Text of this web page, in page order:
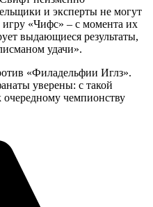
и эксперты не могут
«Чифс» – с момента их
выдающиеся результаты,
удачи».
«Филадельфии Иглз».
уверены: с такой
чемпионству